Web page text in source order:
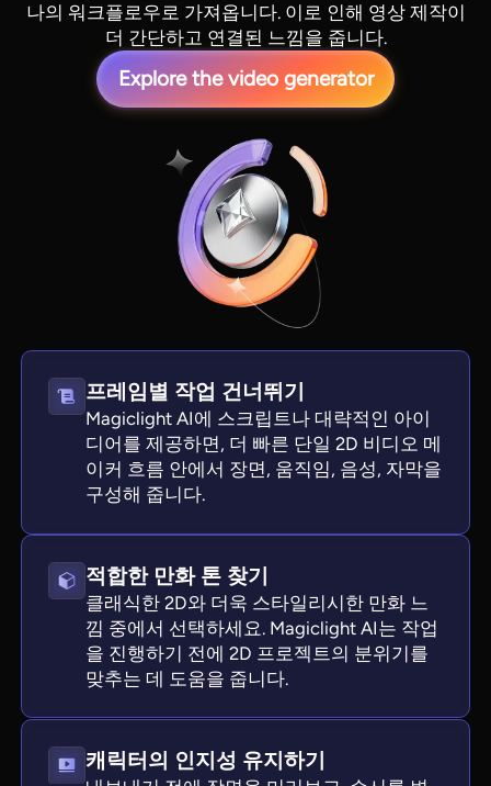
나의 워크플로우로 가져옵니다. 이로 인해 영상 제작이
더 간단하고 연결된 느낌을 줍니다.
Explore the video generator
프레임별 작업 건너뛰기
Magiclight AI에 스크립트나 대략적인 아이
디어를 제공하면, 더 빠른 단일 2D 비디오 메
이커 흐름 안에서 장면, 움직임, 음성, 자막을
구성해 줍니다.
적합한 만화 톤 찾기
클래식한 2D와 더욱 스타일리시한 만화 느
낌 중에서 선택하세요. Magiclight AI는 작업
을 진행하기 전에 2D 프로젝트의 분위기를
맞추는 데 도움을 줍니다.
캐릭터의 인지성 유지하기